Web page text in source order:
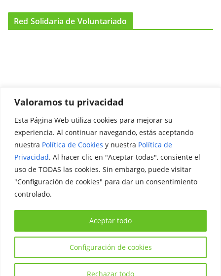
Valoramos tu privacidad
Esta Página Web utiliza cookies para mejorar su
experiencia. Al continuar navegando, estás aceptando
nuestra Política de Cookies y nuestra Política de
Privacidad. Al hacer clic en "Aceptar todas", consiente el
uso de TODAS las cookies. Sin embargo, puede visitar
"Configuración de cookies" para dar un consentimiento
controlado.
Configuración de cookies
Rechazar todo
Aceptar todo
Red Solidaria de Voluntariado
Promociónate
Legal
Aviso Legal
Política de Privacidad
Política de Cookies
Copyright © 2026Iniciativa Internacional Joven
derechos reservados.